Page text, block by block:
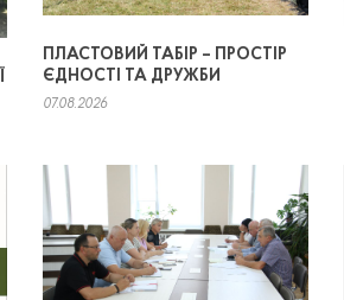
ПЛАСТОВИЙ ТАБІР – ПРОСТІР
ЄДНОСТІ ТА ДРУЖБИ
07.08.2026